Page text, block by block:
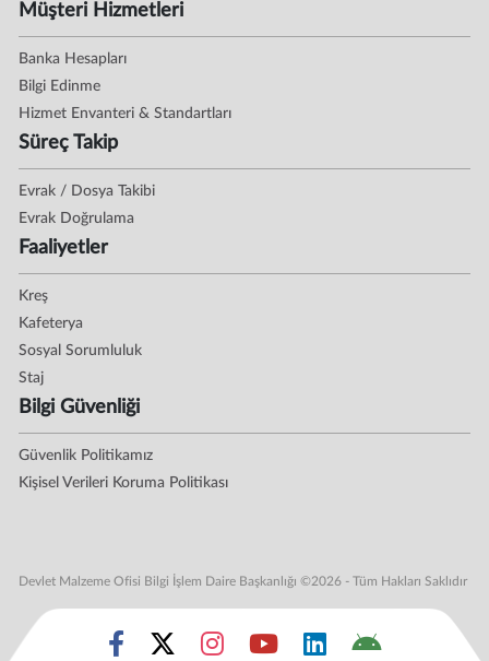
Müşteri Hizmetleri
Banka Hesapları
Bilgi Edinme
Hizmet Envanteri & Standartları
Süreç Takip
Evrak / Dosya Takibi
Evrak Doğrulama
Faaliyetler
Kreş
Kafeterya
Sosyal Sorumluluk
Staj
Bilgi Güvenliği
Güvenlik Politikamız
Kişisel Verileri Koruma Politikası
Devlet Malzeme Ofisi Bilgi İşlem Daire Başkanlığı ©2026 - Tüm Hakları Saklıdır